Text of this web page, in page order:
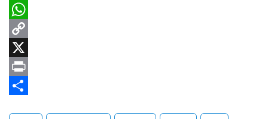
W
h
a
C
o
p
X
P